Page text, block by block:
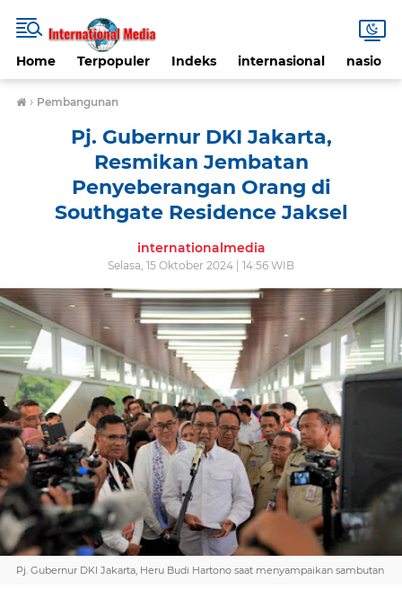
Home Terpopuler Indeks internasional nasional
› Pembangunan
Pj. Gubernur DKI Jakarta,
Resmikan Jembatan
Penyeberangan Orang di
Southgate Residence Jaksel
internationalmedia
Selasa, 15 Oktober 2024 | 14:56 WIB
Pj. Gubernur DKI Jakarta, Heru Budi Hartono saat menyampaikan sambutan